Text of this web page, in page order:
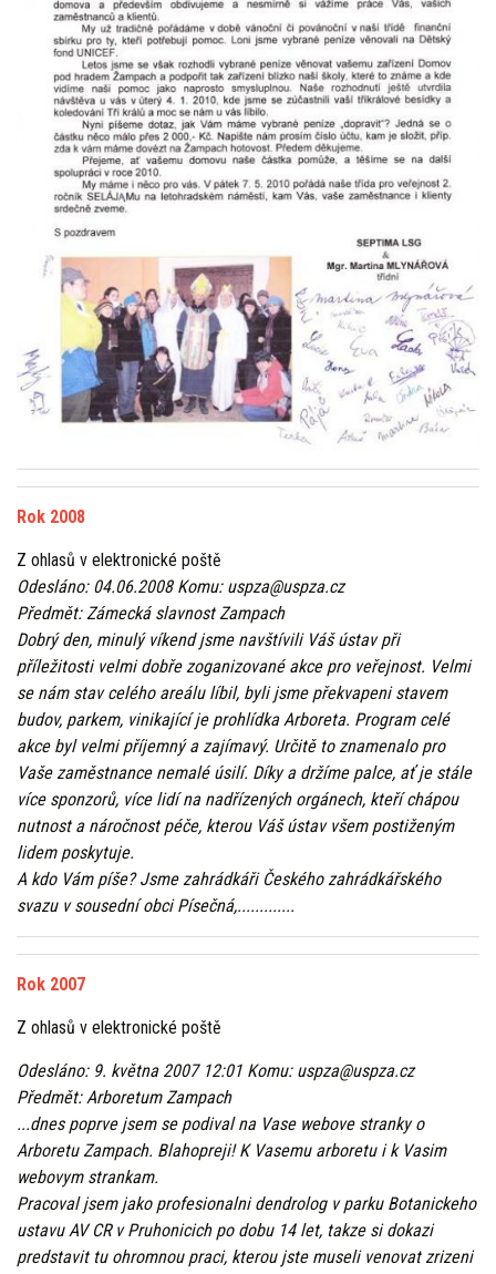
Rok 2008
Z ohlasů v elektronické poště
Odesláno: 04.06.2008 Komu: uspza@uspza.cz
Předmět: Zámecká slavnost Zampach
Dobrý den, minulý víkend jsme navštívili Váš ústav při
příležitosti velmi dobře zoganizované akce pro veřejnost. Velmi
se nám stav celého areálu líbil, byli jsme překvapeni stavem
budov, parkem, vinikající je prohlídka Arboreta. Program celé
akce byl velmi příjemný a zajímavý. Určitě to znamenalo pro
Vaše zaměstnance nemalé úsilí. Díky a držíme palce, ať je stále
více sponzorů, více lidí na nadřízených orgánech, kteří chápou
nutnost a náročnost péče, kterou Váš ústav všem postiženým
lidem poskytuje.
A kdo Vám píše? Jsme zahrádkáři Českého zahrádkářského
svazu v sousední obci Písečná,.............
Rok 2007
Z ohlasů v elektronické poště
Odesláno: 9. května 2007 12:01 Komu: uspza@uspza.cz
Předmět: Arboretum Zampach
...dnes poprve jsem se podival na Vase webove stranky o
Arboretu Zampach. Blahopreji! K Vasemu arboretu i k Vasim
webovym strankam.
Pracoval jsem jako profesionalni dendrolog v parku Botanickeho
ustavu AV CR v Pruhonicich po dobu 14 let, takze si dokazi
predstavit tu ohromnou praci, kterou jste museli venovat zrizeni